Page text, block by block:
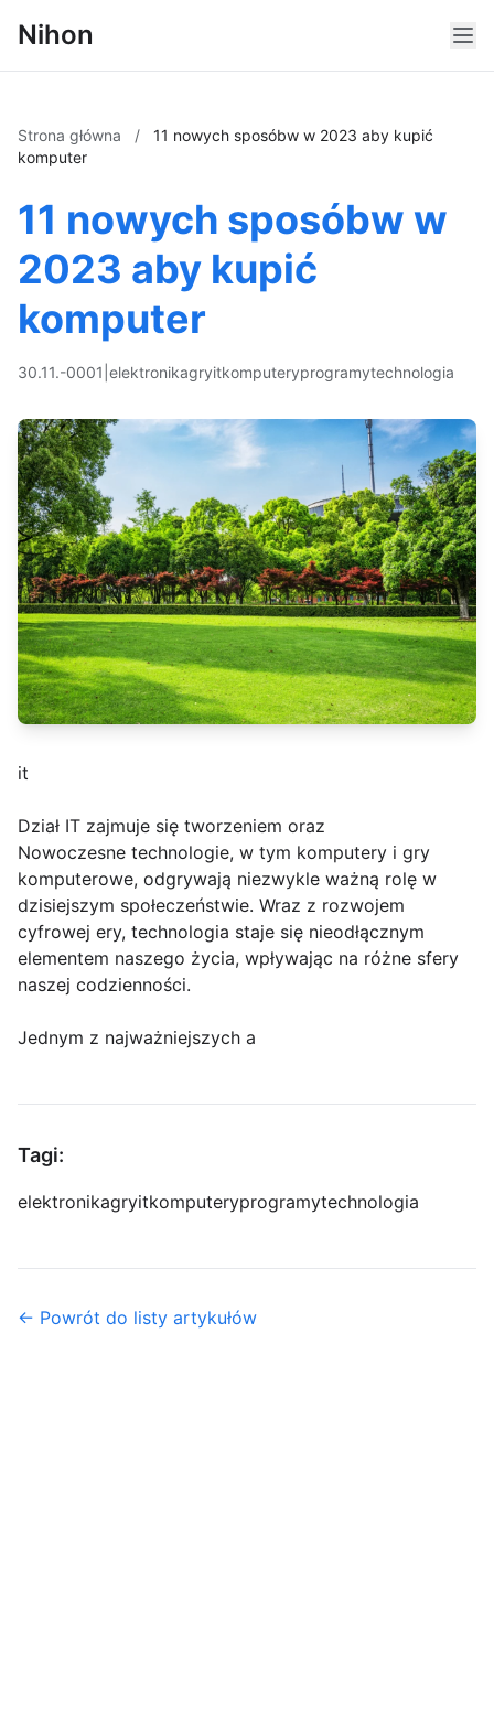
Nihon
Strona główna /
11 nowych sposóbw w 2023 aby kupić
komputer
11 nowych sposóbw w
2023 aby kupić
komputer
30.11.-0001 elektronikagryitkomputeryprogramytechnologia
it
Dział IT zajmuje się tworzeniem oraz
Nowoczesne technologie, w tym komputery i gry
komputerowe, odgrywają niezwykle ważną rolę w
dzisiejszym społeczeństwie. Wraz z rozwojem
cyfrowej ery, technologia staje się nieodłącznym
elementem naszego życia, wpływając na różne sfery
naszej codzienności.
Jednym z najważniejszych a
Tagi:
elektronikagryitkomputeryprogramytechnologia
← Powrót do listy artykułów